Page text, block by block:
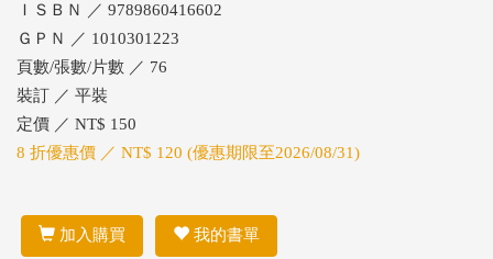
ＩＳＢＮ ／ 9789860416602
ＧＰＮ ／ 1010301223
頁數/張數/片數 ／ 76
裝訂 ／ 平裝
定價 ／ NT$ 150
8 折優惠價 ／ NT$ 120 (優惠期限至2026/08/31)
加入購買 我的書單